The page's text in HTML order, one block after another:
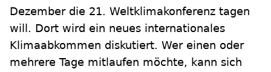
Dezember die 21. Weltklimakonferenz tagen
will. Dort wird ein neues internationales
Klimaabkommen diskutiert. Wer einen oder
mehrere Tage mitlaufen möchte, kann sich